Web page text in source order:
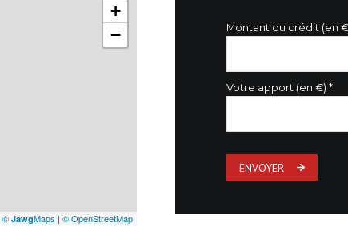
+
−
© JawgMaps | © OpenStreetMap
Montant du crédit (en
Votre apport (en €) *
ENVOYER